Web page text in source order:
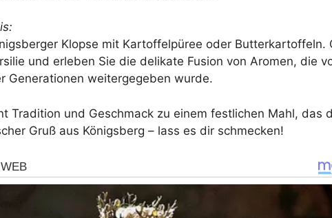
Klopse mit Kartoffelpüree oder Butterkartoffeln.
und erleben Sie die delikate Fusion von Aromen, die
Generationen weitergegeben wurde.
Tradition und Geschmack zu einem festlichen Mahl, das
Gruß aus Königsberg – lass es dir schmecken!